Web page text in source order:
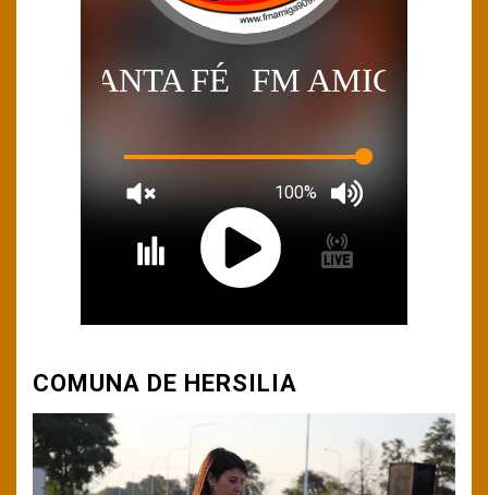
COMUNA DE HERSILIA